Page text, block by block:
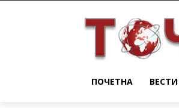
ПОЧЕТНА ВЕСТИ